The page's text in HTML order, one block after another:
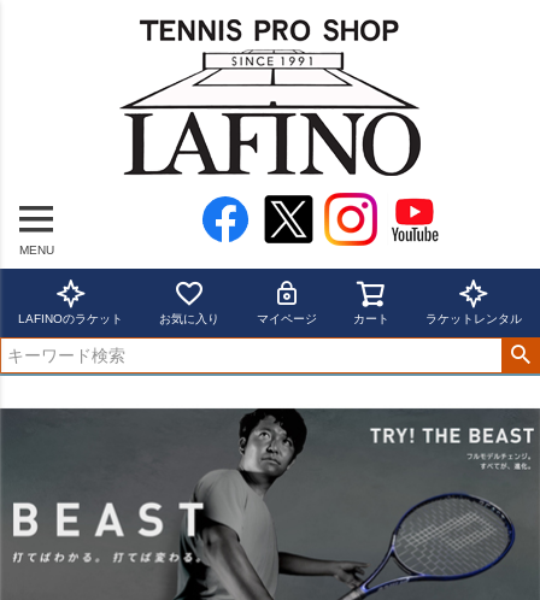
MENU
LAFINOのラケット お気に入り マイページ カート ラケットレンタル